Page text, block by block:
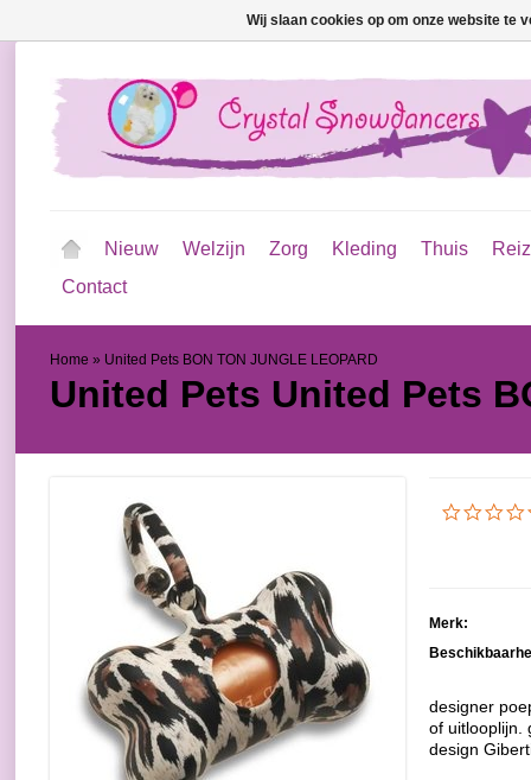
Nieuw Welzijn Zorg Kleding Thuis
Contact
Home » United Pets BON TON JUNGLE LEOPARD
United Pets United Pets
Merk:
designer
of uitlooplijn.
design
Wij slaan cookies op om onze website te